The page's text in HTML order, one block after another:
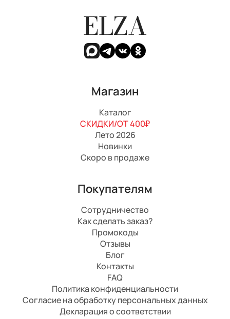
ELZA
Магазин
Каталог
СКИДКИ/ОТ 400₽
Лето 2026
Новинки
Скоро в продаже
Покупателям
Сотрудничество
Как сделать заказ?
Промокоды
Отзывы
Блог
Контакты
FAQ
Политика конфиденциальности
Согласие на обработку персональных данных
Декларация о соответствии